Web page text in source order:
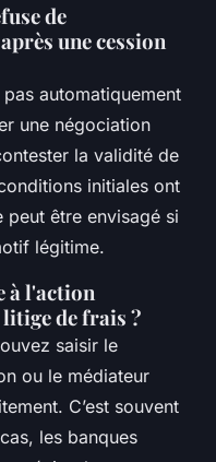
de
une cession
automatiquement
une négociation
la validité de
initiales ont
être envisagé si
légitime.
à l'action
de frais ?
saisir le
ou le médiateur
C’est souvent
les banques